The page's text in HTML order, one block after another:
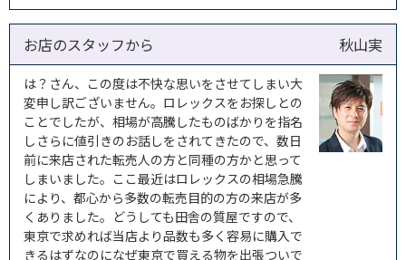
お店のスタッフから 秋山実
は？さん、この度は不快な思いをさせてしまい大
変申し訳ございません。ロレックスをお探しとの
ことでしたが、相場が高騰したものばかりを指名
しさらに値引きのお話しをされてきたので、数日
前に来店された転売人の方と同種の方かと思って
しまいました。ここ最近はロレックスの相場急騰
により、都心から多数の転売目的の方の来店が多
くありました。どうしても田舎の質屋ですので、
東京で求めれば当店より品数も多く容易に購入で
きるはずなのになぜ東京で買える物を出張ついで